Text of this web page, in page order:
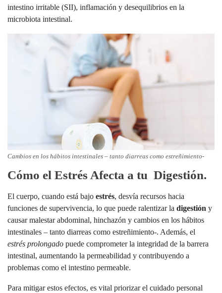
intestino irritable (SII), inflamación y desequilibrios en la
microbiota intestinal.
Cambios en los hábitos intestinales – tanto diarreas como estreñimiento-
Cómo el Estrés Afecta a tu Digestión.
El cuerpo, cuando está bajo estrés, desvía recursos hacia
funciones de supervivencia, lo que puede ralentizar la digestión y
causar malestar abdominal, hinchazón y cambios en los hábitos
intestinales – tanto diarreas como estreñimiento-. Además, el
estrés prolongado puede comprometer la integridad de la barrera
intestinal, aumentando la permeabilidad y contribuyendo a
problemas como el intestino permeable.
Para mitigar estos efectos, es vital priorizar el cuidado personal